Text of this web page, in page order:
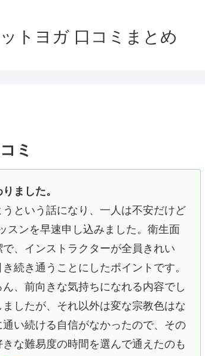
トヨガ 口コミまとめ
ミ
ました。
という話になり、一人は不安だけど
スンを早速申し込みました。衛生面
、インストラクターが全員きれい
続き通うことにしたポイントです。
、前向きな気持ちになれる内容でし
したが、それ以外は変な宗教色はな
い続ける自信がなかったので、その
な難易度の時間を選んで通えたのも